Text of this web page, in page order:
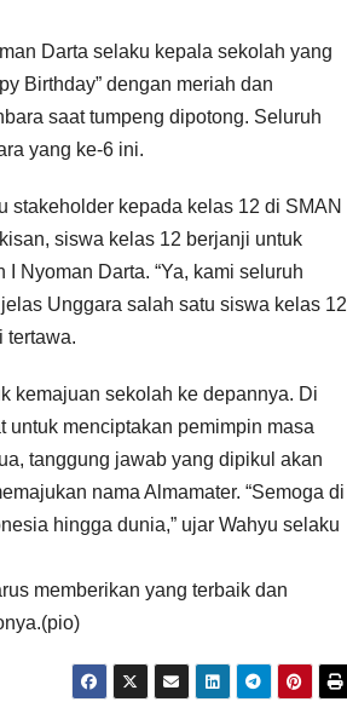
Darta selaku kepala sekolah yang
Birthday” dengan meriah dan
saat tumpeng dipotong. Seluruh
yang ke-6 ini.
stakeholder kepada kelas 12 di SMAN
siswa kelas 12 berjanji untuk
Nyoman Darta. “Ya, kami seluruh
Unggara salah satu siswa kelas 12
tertawa.
kemajuan sekolah ke depannya. Di
untuk menciptakan pemimpin masa
tanggung jawab yang dipikul akan
nama Almamater. “Semoga di
hingga dunia,” ujar Wahyu selaku
memberikan yang terbaik dan